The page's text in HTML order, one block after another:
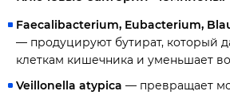
Faecalibacterium, Eubacterium,
— продуцируют бутират, который
клеткам кишечника и уменьшает
Veillonella atypica — превращает